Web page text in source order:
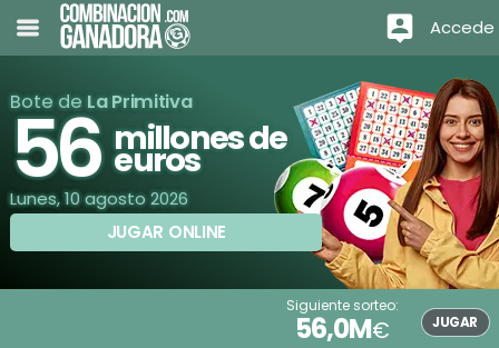
Accede
Bote de La Primitiva
56 millones de
euros
Lunes, 10 agosto 2026
JUGAR ONLINE
Siguiente sorteo:
56,0M€ JUGAR